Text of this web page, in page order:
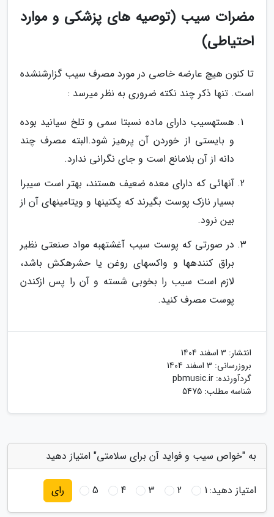
مضرات سیب (توصیه های پزشکی و موارد
احتیاطی)
تا کنون هیچ عارضه خاصی در مورد مصرف سیب گزارشنشده
است. تنها ذکر چند نکته ضروری به نظر میرسد :
هستهسیب دارای ماده نسبتا سمی و تلخ سیانید بوده
و بایستی از خوردن آن پرهیز شود.البته مصرف چند
دانه از آن بلامانع است و جای نگرانی ندارد.
آنهائی که دارای معده ضعیف هستند، بهتر است سیبرا
بسیار نازک پوست بگیرند که پکتینها و ویتامینهای آن از
بین نرود.
در صورتی که پوست سیب آغشتهبه مواد صنعتی نظیر
براق کنندهها و واکسهای روغن یا حشرهکش باشد،
لازم است سیب را بخوبی شسته و آن را پس ازکندن
پوست مصرف کنید.
انتشار: 3 اسفند 1404
بروزرسانی: 3 اسفند 1404
گردآورنده: pbmusic.ir
شناسه مطلب: 5475
به "خواص سیب و فواید آن برای سلامتی" امتیاز دهید
امتیاز دهید:1
2
3
4
5 رای